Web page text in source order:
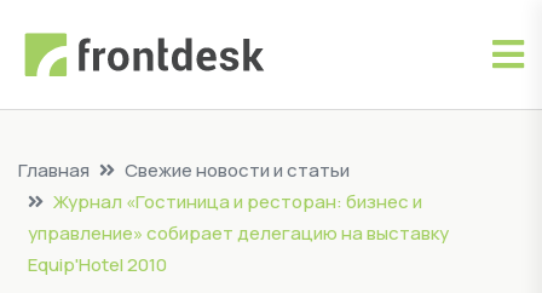
Главная
Свежие новости и статьи
Журнал «Гостиница и ресторан: бизнес и
управление» собирает делегацию на выставку
Equip'Hotel 2010